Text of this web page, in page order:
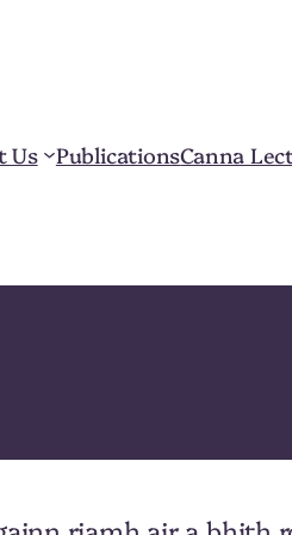
Us PublicationsCanna